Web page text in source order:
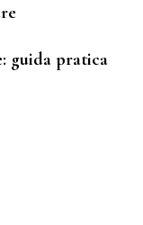
guida pratica